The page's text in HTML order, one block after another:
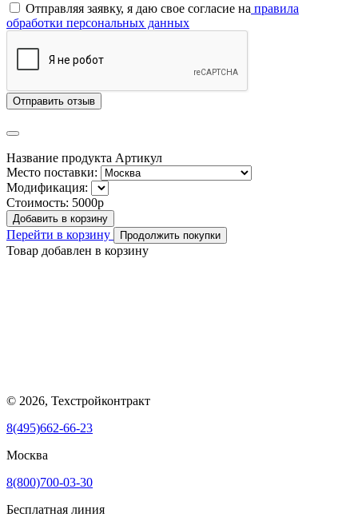
Отправляя заявку, я даю свое согласие на правила
обработки персональных данных
Отправить отзыв
Название продукта Артикул
Место поставки:
Модификация:
Стоимость: 5000р
Добавить в корзину
Перейти в корзину Продолжить покупки
Товар добавлен в корзину
© 2026, Техстройконтракт
8(495)662-66-23
Москва
8(800)700-03-30
Бесплатная линия